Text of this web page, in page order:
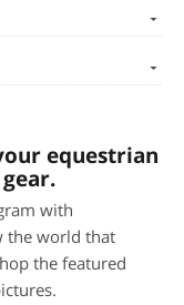
equestrian
with
the world that
the featured